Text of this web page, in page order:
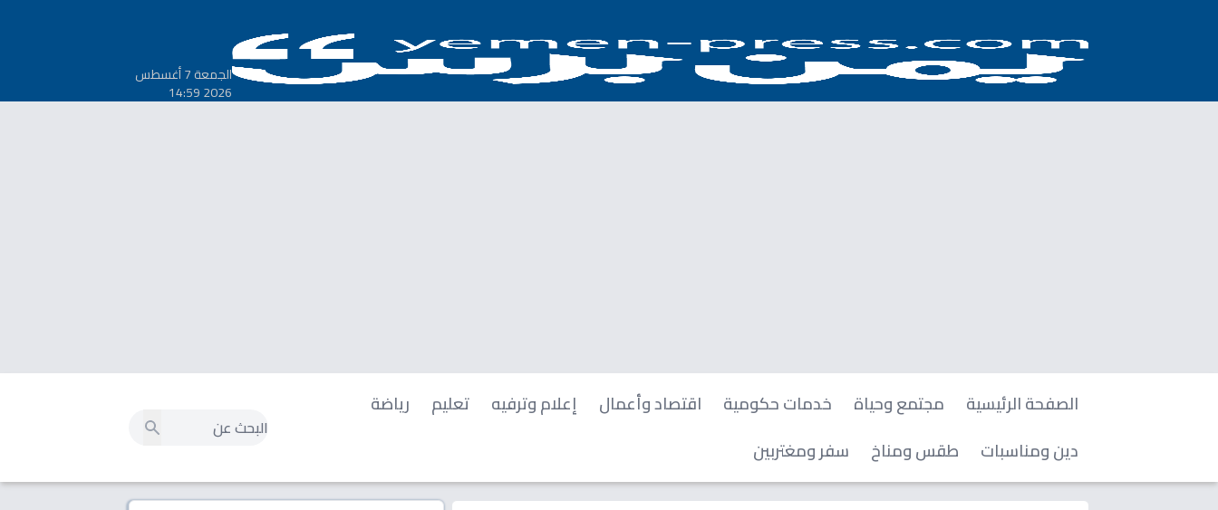
الجمعة 7 أغسطس
2026 14:59
الصفحة الرئيسية مجتمع وحياة خدمات حكومية اقتصاد وأعمال إعلام وترفيه تعليم
رياضة
دين ومناسبات
طقس ومناخ سفر ومغتربين